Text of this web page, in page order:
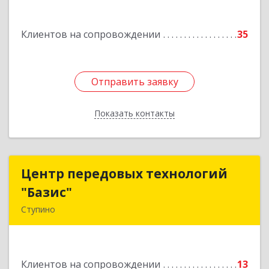
Клиентов на сопровождении 35
Отправить заявку
Показать контакты
Отправить заявку
Назад
Центр передовых технологий
"Базис"
Ступино
Клиентов на сопровождении
13
Центр передовых технологий
Подробнее